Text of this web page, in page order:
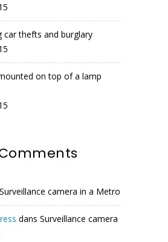
car thefts and burglary
on top of a lamp
Surveillance camera in a Metro
dans Surveillance camera